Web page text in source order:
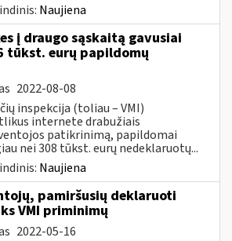
Naujiena
į draugo sąskaitą gavusiai
tūkst. eurų papildomų
2022-08-08
inspekcija (toliau – VMI)
internete drabužiais
patikrinimą, papildomai
nei 308 tūkst. eurų nedeklaruotų...
Naujiena
pamiršusių deklaruoti
VMI priminimų
2022-05-16